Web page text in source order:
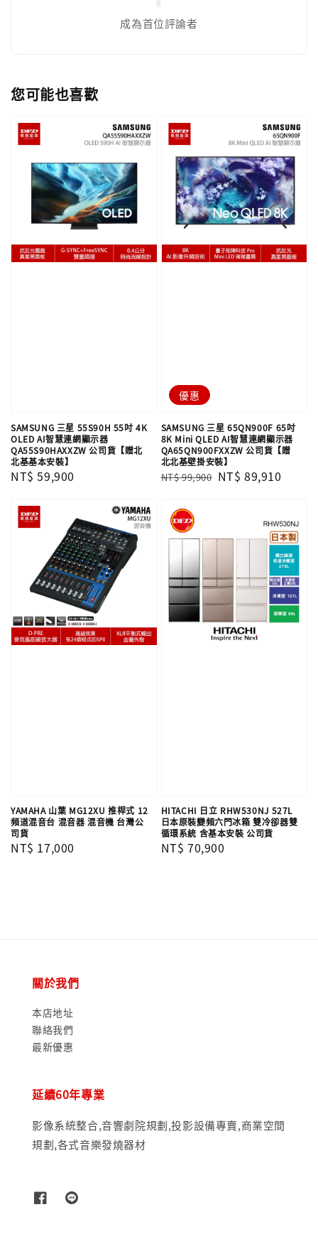
成為首位評論者
您可能也喜歡
SAMSUNG 三星 55S90H 55吋 4K
OLED AI智慧連網顯示器
QA55S90HAXXZW 公司貨【贈北
北基基本安裝】
Regular
NT$ 59,900
優惠
SAMSUNG 三星 65QN900F 65吋
8K Mini QLED AI智慧連網顯示器
QA65QN900FXXZW 公司貨【贈
北北基壁掛安裝】
Regular
NT$ 99,900 Sale
NT$ 89,910
YAMAHA 山葉 MG12XU 推桿式 12
頻道混音台 混音器 混音機 台灣公
司貨
Regular
NT$ 17,000
HITACHI 日立 RHW530NJ 527L
日本原裝變頻六門冰箱 雙冷卻器雙
循環系統 含基本安裝 公司貨
Regular
NT$ 70,900
關於我們
本店地址
聯絡我們
最新優惠
延續60年專業
影像系統整合,音響劇院規劃,投影設備專賣,商業空間
規劃,各式音樂發燒器材